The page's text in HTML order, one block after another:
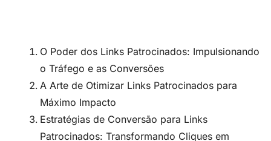
O Poder dos Links Patrocinados: Impulsionando
o Tráfego e as Conversões
A Arte de Otimizar Links Patrocinados para
Máximo Impacto
Estratégias de Conversão para Links
Patrocinados: Transformando Cliques em